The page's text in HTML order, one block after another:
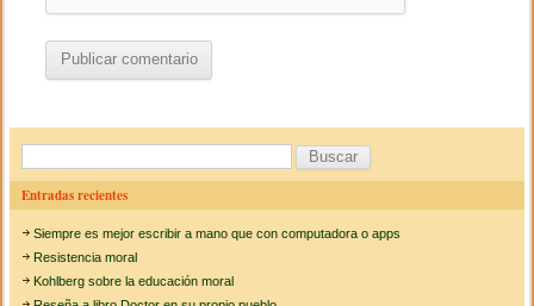
u
c
a
Entradas recientes
Siempre es mejor escribir a mano que con computadora o apps
Resistencia moral
Kohlberg sobre la educación moral